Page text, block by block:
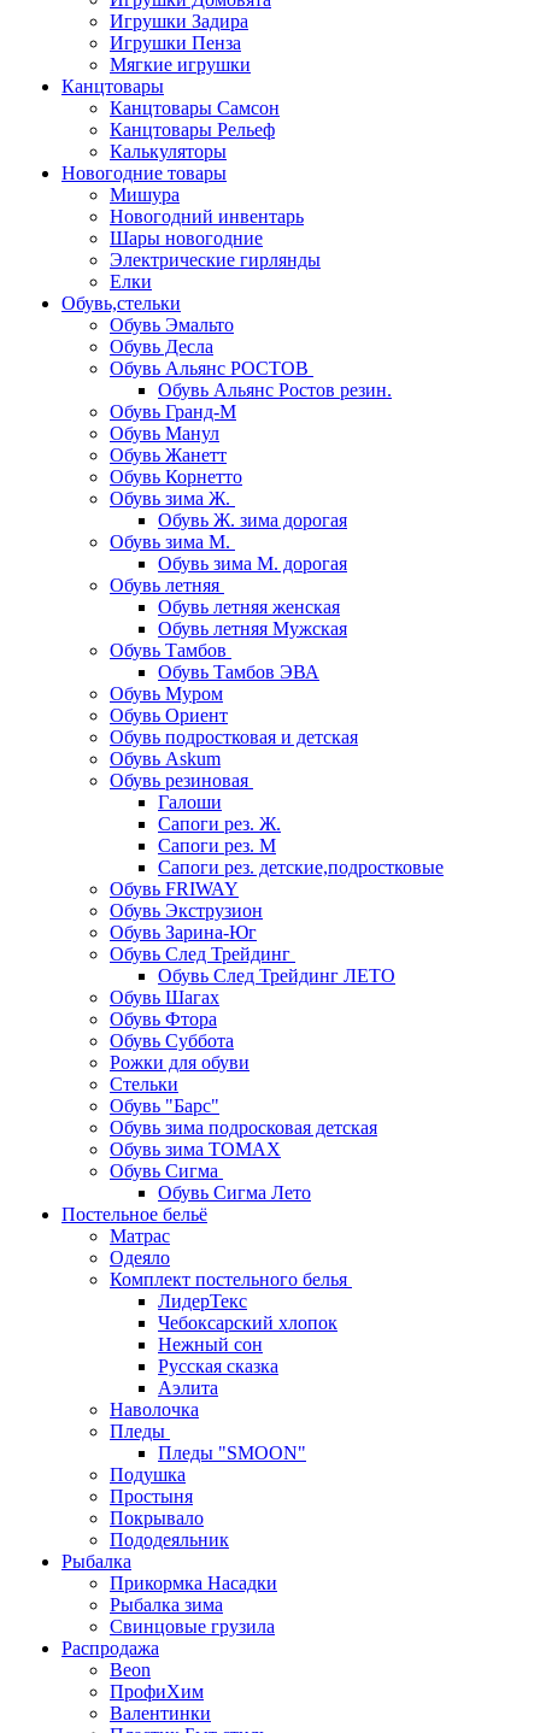
Игрушки Задира
Игрушки Пенза
Мягкие игрушки
Канцтовары
Канцтовары Самсон
Канцтовары Рельеф
Калькуляторы
Новогодние товары
Мишура
Новогодний инвентарь
Шары новогодние
Электрические гирлянды
Елки
Обувь,стельки
Обувь Эмальто
Обувь Десла
Обувь Альянс РОСТОВ
Обувь Альянс Ростов резин.
Обувь Гранд-М
Обувь Манул
Обувь Жанетт
Обувь Корнетто
Обувь зима Ж.
Обувь Ж. зима дорогая
Обувь зима М.
Обувь зима М. дорогая
Обувь летняя
Обувь летняя женская
Обувь летняя Мужская
Обувь Тамбов
Обувь Тамбов ЭВА
Обувь Муром
Обувь Ориент
Обувь подростковая и детская
Обувь Askum
Обувь резиновая
Галоши
Сапоги рез. Ж.
Сапоги рез. М
Сапоги рез. детские,подростковые
Обувь FRIWAY
Обувь Экструзион
Обувь Зарина-Юг
Обувь След Трейдинг
Обувь След Трейдинг ЛЕТО
Обувь Шагах
Обувь Фтора
Обувь Суббота
Рожки для обуви
Стельки
Обувь "Барс"
Обувь зима подросковая детская
Обувь зима ТОМАХ
Обувь Сигма
Обувь Сигма Лето
Постельное бельё
Матрас
Одеяло
Комплект постельного белья
ЛидерТекс
Чебоксарский хлопок
Нежный сон
Русская сказка
Аэлита
Наволочка
Пледы
Пледы "SMOON"
Подушка
Простыня
Покрывало
Пододеяльник
Рыбалка
Прикормка Насадки
Рыбалка зима
Свинцовые грузила
Распродажа
Beon
ПрофиХим
Валентинки